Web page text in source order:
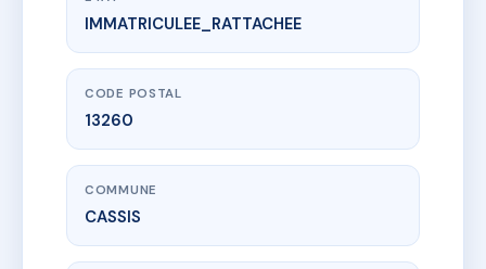
www.vme.plus/AB4488607
SDC LE SAINT CLAIR (0161)
2 av de la viguerie
IMMATRICULEE_RATTACHEE
CODE POSTAL
13260
COMMUNE
CASSIS